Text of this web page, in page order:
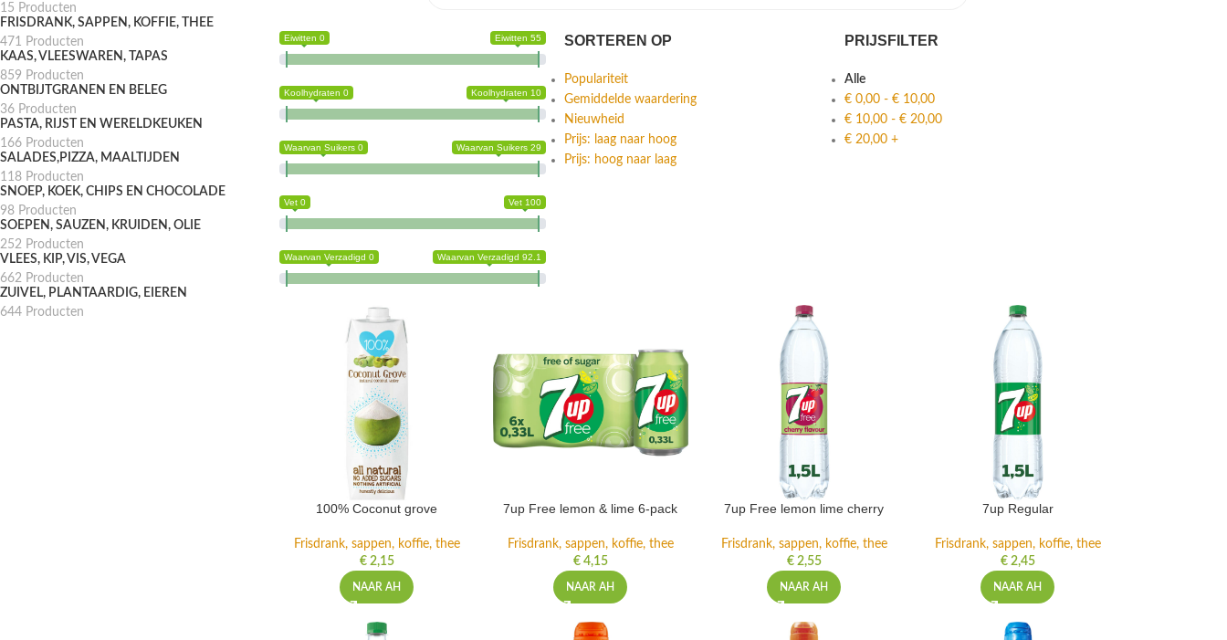
15 Producten
FRISDRANK, SAPPEN, KOFFIE, THEE
471 Producten
KAAS, VLEESWAREN, TAPAS
859 Producten
ONTBIJTGRANEN EN BELEG
36 Producten
PASTA, RIJST EN WERELDKEUKEN
166 Producten
SALADES,PIZZA, MAALTIJDEN
118 Producten
SNOEP, KOEK, CHIPS EN CHOCOLADE
98 Producten
SOEPEN, SAUZEN, KRUIDEN, OLIE
252 Producten
VLEES, KIP, VIS, VEGA
662 Producten
ZUIVEL, PLANTAARDIG, EIEREN
644 Producten
Eiwitten 0 Eiwitten 55
Koolhydraten 0 Koolhydraten 10
Waarvan Suikers 0 Waarvan Suikers 29
Vet 0 Vet 100
Waarvan Verzadigd 0 Waarvan Verzadigd 92.1
SORTEREN OP
Populariteit
Gemiddelde waardering
Nieuwheid
Prijs: laag naar hoog
Prijs: hoog naar laag
PRIJSFILTER
Alle
€0,00- €10,00
€10,00- €20,00
€20,00+
100% Coconut grove
Frisdrank, sappen, koffie, thee
€2,15
NAAR AH
7up Free lemon & lime 6-pack
Frisdrank, sappen, koffie, thee
€4,15
NAAR AH
7up Free lemon lime cherry
Frisdrank, sappen, koffie, thee
€2,55
NAAR AH
7up Regular
Frisdrank, sappen, koffie, thee
€2,45
NAAR AH